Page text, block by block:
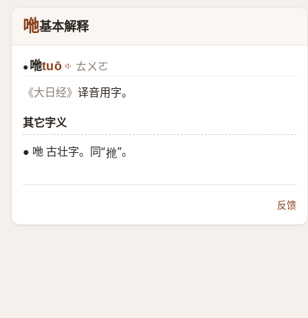
咃基本解释
● 咃tuō ㄊㄨㄛ
《大日经》 译音用字。
其它字义
● 咃 古壮字。同“𢫌 ”。
反馈